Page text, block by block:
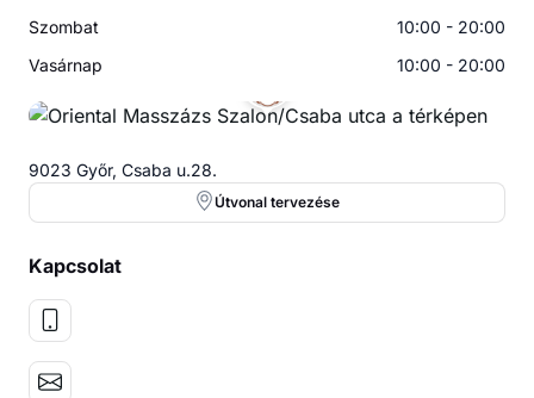
Szombat
10:00 - 20:00
Vasárnap
10:00 - 20:00
9023 Győr, Csaba u.28.
Útvonal tervezése
Kapcsolat